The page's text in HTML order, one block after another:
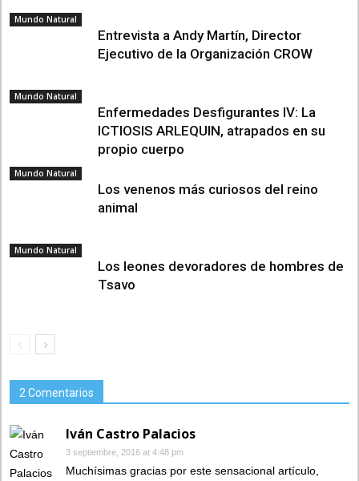
Mundo Natural
Entrevista a Andy Martín, Director
Ejecutivo de la Organización CROW
Mundo Natural
Enfermedades Desfigurantes IV: La
ICTIOSIS ARLEQUIN, atrapados en su
propio cuerpo
Mundo Natural
Los venenos más curiosos del reino
animal
Mundo Natural
Los leones devoradores de hombres de
Tsavo
2 Comentarios
Iván Castro Palacios
3 septiembre, 2016 at 4:48 pm
Muchísimas gracias por este sensacional artículo,